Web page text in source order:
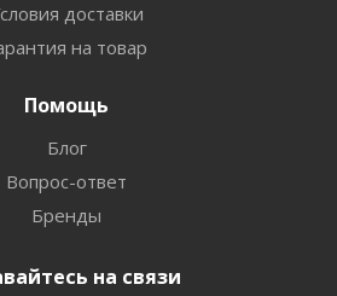
доставки
на товар
Помощь
Блог
Вопрос-ответ
Бренды
на связи